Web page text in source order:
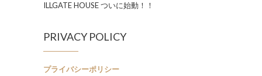
ILLGATE HOUSE ついに始動！！
PRIVACY POLICY
プライバシーポリシー